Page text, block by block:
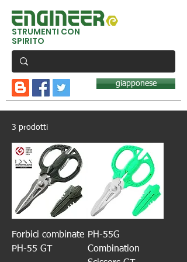
STRUMENTI CON
SPIRITO
giapponese
3 prodotti
Forbici combinate
PH-55 GT
PH-55G
Combination